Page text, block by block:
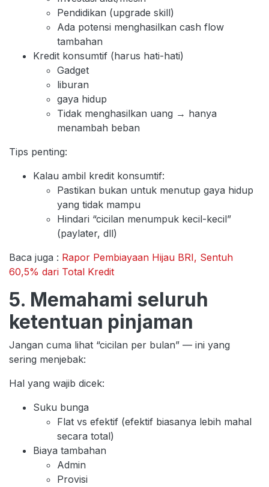
Pendidikan (upgrade skill)
Ada potensi menghasilkan cash flow
tambahan
Kredit konsumtif (harus hati-hati)
Gadget
liburan
gaya hidup
Tidak menghasilkan uang → hanya
menambah beban
Tips penting:
Kalau ambil kredit konsumtif:
Pastikan bukan untuk menutup gaya hidup
yang tidak mampu
Hindari “cicilan menumpuk kecil-kecil”
(paylater, dll)
Baca juga : Rapor Pembiayaan Hijau BRI, Sentuh
60,5% dari Total Kredit
5. Memahami seluruh
ketentuan pinjaman
Jangan cuma lihat “cicilan per bulan” — ini yang
sering menjebak:
Hal yang wajib dicek:
Suku bunga
Flat vs efektif (efektif biasanya lebih mahal
secara total)
Biaya tambahan
Admin
Provisi